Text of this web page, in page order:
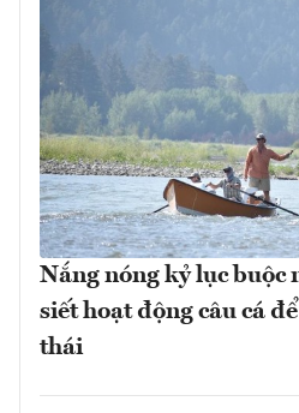
Nắng nóng kỷ lục buộc
siết hoạt động câu cá
thái